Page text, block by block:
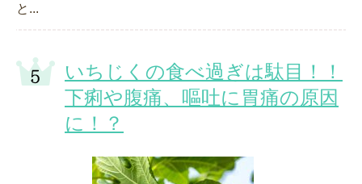
と...
いちじくの食べ過ぎは駄目！！
下痢や腹痛、嘔吐に胃痛の原因
に！？